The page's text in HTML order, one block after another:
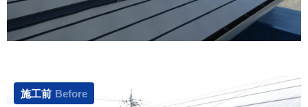
施工前 Before